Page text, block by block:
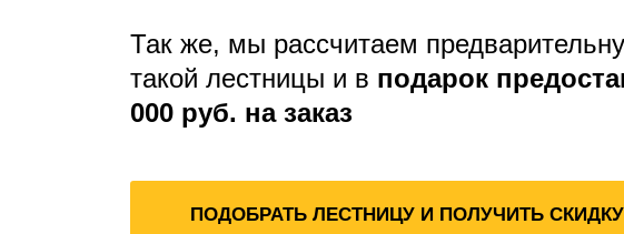
Так же, мы рассчитаем
такой лестницы и в подарок
000 руб. на заказ
ПОДОБРАТЬ ЛЕСТНИЦУ И ПОЛУЧИТЬ СКИДКУ